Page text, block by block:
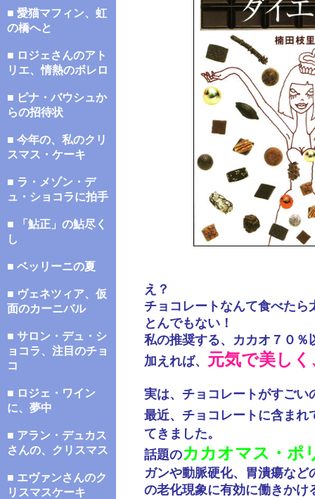
■ 愛猫マフィン、虹
の橋へと
■ ロジェさんのアト
リエ、情熱のボレロ
■ ピナ・バウシュか
らの招待状
■ 今年の、私のクリ
スマス・ケーキ
■ ラ・メゾン・デ
ュ・ショコラに拍手
■ 「鮎正」の鮎尽く
し
■ ベッリーニの夏
■ ヴェネツィア、仮
面のカーニバル
■ サロン・デュ・シ
ョコラ、注目のチョ
コ
■ ロジェ・ワイン
に、夢中
■ アラン・デュカス
さんの、クリスマス
■ エヴァンさんのク
リスマスケーキ
え？
チョコレートなんて食べた
とんでもない！
私の推奨する、カカオ７０％
加えれば、 元気で美し
実は、チョコレートがすごい
最近、チョコレートに含まれ
てきました。
話題のカカオマス・ポ
ガンや動脈硬化、胃潰瘍な
の老化現象に有効に働きかけ